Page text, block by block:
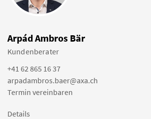
Arpád Ambros Bär
Kundenberater
+41 62 865 16 37
arpadambros.baer@axa.ch
Termin vereinbaren
Details